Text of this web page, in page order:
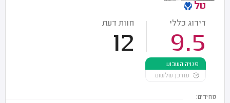
טל
דירוג כללי
9.5
חוות דעת
12
פנויה השבוע
עודכן שלשום
מחירים: